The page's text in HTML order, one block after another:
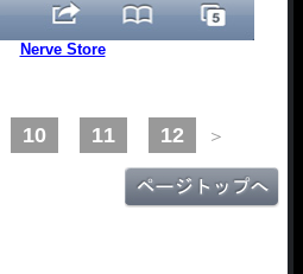
Nerve Store
10 11 12 ＞